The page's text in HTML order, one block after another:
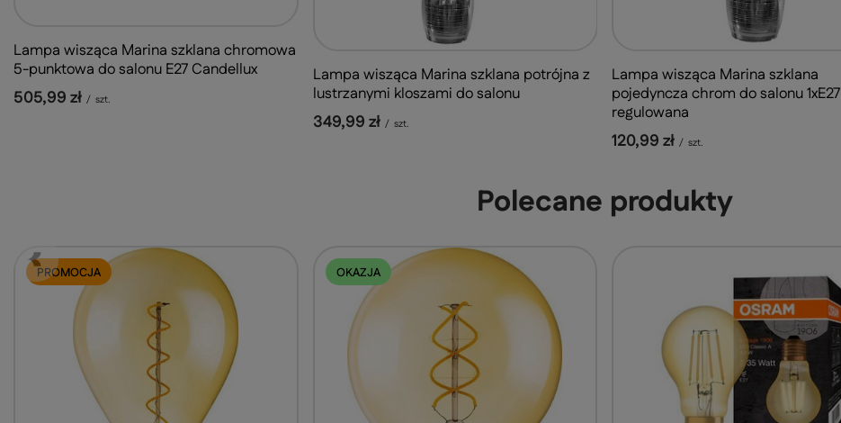
Lampa wisząca Marina szklana chromowa
5-punktowa do salonu E27 Candellux
505,99 zł / szt.
Lampa wisząca Marina szklana potrójna z
lustrzanymi kloszami do salonu
349,99 zł / szt.
Lampa wisząca Marina szklana
pojedyncza chrom do salonu 1xE27
regulowana
120,99 zł / szt.
Polecane produkty
PROMOCJA OKAZJA